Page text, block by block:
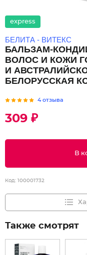
express
БЕЛИТА - ВИТЕКС
БАЛЬЗАМ-
ВОЛОС И КОЖИ
И
БЕЛОРУССКАЯ
4 отзыва
309 ₽
В
Код: 100001732
Также смотрят